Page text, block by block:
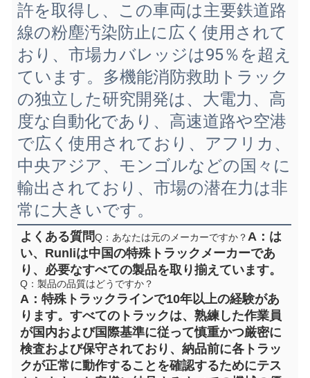
許を取得し、この車両は主要鉄道路
線の粉塵汚染防止に広く使用されて
おり、市場カバレッジは95％を超え
ています。多機能消防救助トラック
の独立した研究開発は、大電力、高
度な自動化であり、高速道路や空港
で広く使用されており、アフリカ、
中央アジア、モンゴルなどの国々に
輸出されており、市場の潜在力は非
常に大きいです。
よくある質問Q：あなたは元のメーカーですか？A：は
い、Runliは中国の特殊トラックメーカーであ
り、必要なすべての製品を取り揃えています。
Q：製品の品質はどうですか？
A：特殊トラックラインで10年以上の経験があ
ります。すべてのトラックは、熟練した作業員
が国内および国際基準に従って慎重かつ厳密に
検査および保守されており、納品前に各トラッ
クが正常に動作することを確認するためにテス